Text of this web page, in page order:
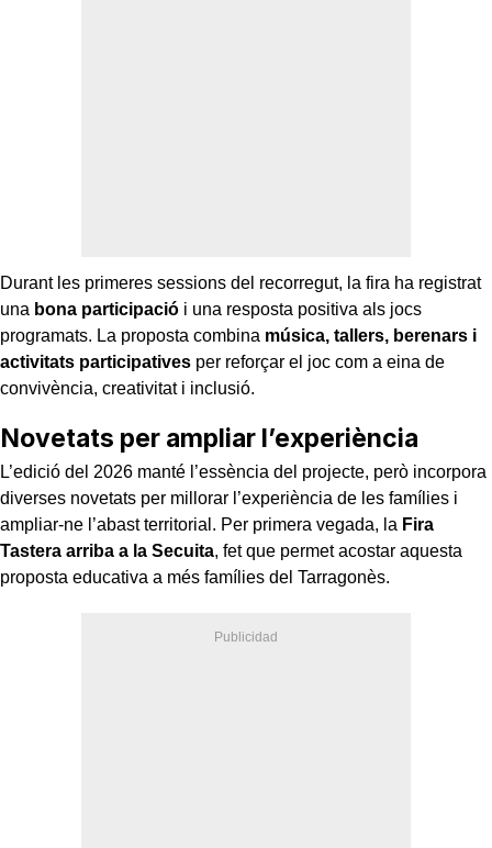
Durant les primeres sessions del recorregut, la fira ha registrat
una bona participació i una resposta positiva als jocs
programats. La proposta combina música, tallers, berenars i
activitats participatives per reforçar el joc com a eina de
convivència, creativitat i inclusió.
Novetats per ampliar l’experiència
L’edició del 2026 manté l’essència del projecte, però incorpora
diverses novetats per millorar l’experiència de les famílies i
ampliar-ne l’abast territorial. Per primera vegada, la Fira
Tastera arriba a la Secuita, fet que permet acostar aquesta
proposta educativa a més famílies del Tarragonès.